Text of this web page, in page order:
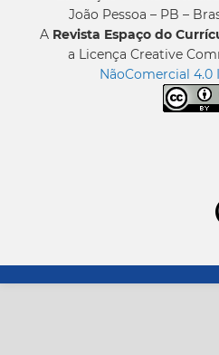
João Pessoa – PB –
A Revista Espaço do
a Licença Creative
NãoComercial 4.0